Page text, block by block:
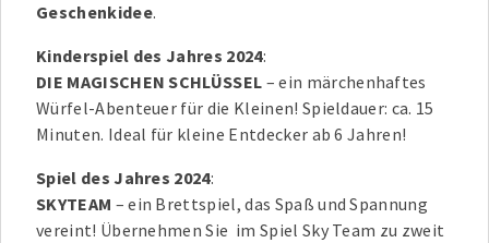
Geschenkidee.
Kinderspiel des Jahres 2024:
DIE MAGISCHEN SCHLÜSSEL – ein märchenhaftes
Würfel-Abenteuer für die Kleinen! Spieldauer: ca. 15
Minuten. Ideal für kleine Entdecker ab 6 Jahren!
Spiel des Jahres 2024:
SKYTEAM – ein Brettspiel, das Spaß und Spannung
vereint! Übernehmen Sie im Spiel Sky Team zu zweit